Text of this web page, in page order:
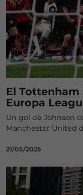
El Tottenham
Europa
Un gol de Johnson
Manchester United
21/05/2025